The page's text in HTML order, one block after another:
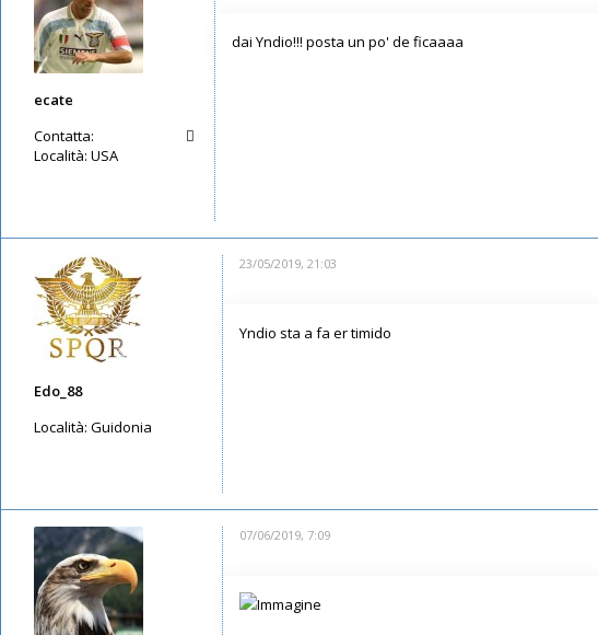
ecate
Contatta:
Località: USA
dai Yndio!!! posta un po' de ficaaaa
Edo_88
Località: Guidonia
23/05/2019, 21:03
Yndio sta a fa er timido
07/06/2019, 7:09